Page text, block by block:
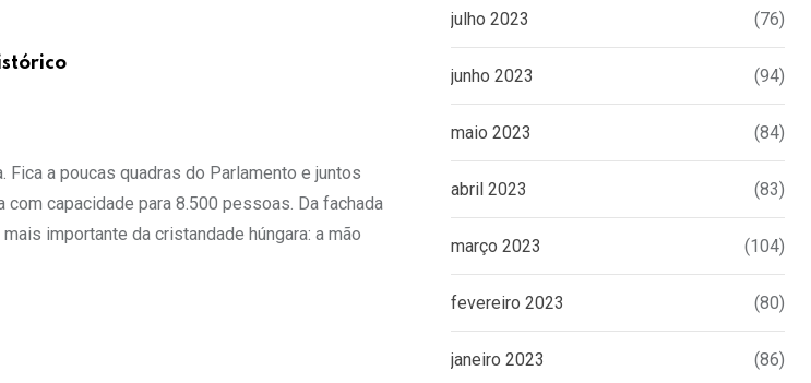
Fica a poucas quadras do Parlamento e juntos
capacidade para 8.500 pessoas. Da fachada
importante da cristandade húngara: a mão
julho 2023 (76)
junho 2023 (94)
maio 2023 (84)
abril 2023 (83)
março 2023 (104)
fevereiro 2023 (80)
janeiro 2023 (86)